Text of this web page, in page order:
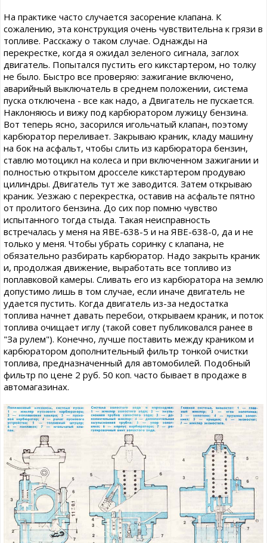
На практике часто случается засорение клапана. К
сожалению, эта конструкция очень чувствительна к грязи в
топливе. Расскажу о таком случае. Однажды на
перекрестке, когда я ожидал зеленого сигнала, заглох
двигатель. Попытался пустить его кикстартером, но толку
не было. Быстро все проверяю: зажигание включено,
аварийный выключатель в среднем положении, система
пуска отключена - все как надо, а Двигатель не пускается.
Наклоняюсь и вижу под карбюратором лужицу бензина.
Вот теперь ясно, засорился игольчатый клапан, поэтому
карбюратор переливает. Закрываю краник, кладу машину
на бок на асфальт, чтобы слить из карбюратора бензин,
ставлю мотоцикл на колеса и при включенном зажигании и
полностью открытом дросселе кикстартером продуваю
цилиндры. Двигатель тут же заводится. Затем открываю
краник. Уезжаю с перекрестка, оставив на асфальте пятно
от пролитого бензина. До сих пор помню чувство
испытанного тогда стыда. Такая неисправность
встречалась у меня на ЯВЕ-638-5 и на ЯВЕ-638-0, да и не
только у меня. Чтобы убрать соринку с клапана, не
обязательно разбирать карбюратор. Надо закрыть краник
и, продолжая движение, выработать все топливо из
поплавковой камеры. Сливать его из карбюратора на землю
допустимо лишь в том случае, если иначе двигатель не
удается пустить. Когда двигатель из-за недостатка
топлива начнет давать перебои, открываем краник, и поток
топлива очищает иглу (такой совет публиковался ранее в
"За рулем"). Конечно, лучше поставить между краником и
карбюратором дополнительный фильтр тонкой очистки
топлива, предназначенный для автомобилей. Подобный
фильтр по цене 2 руб. 50 коп. часто бывает в продаже в
автомагазинах.